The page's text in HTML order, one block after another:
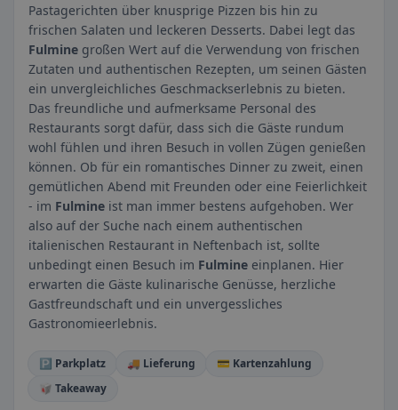
Pastagerichten über knusprige Pizzen bis hin zu
frischen Salaten und leckeren Desserts. Dabei legt das
Fulmine großen Wert auf die Verwendung von frischen
Zutaten und authentischen Rezepten, um seinen Gästen
ein unvergleichliches Geschmackserlebnis zu bieten.
Das freundliche und aufmerksame Personal des
Restaurants sorgt dafür, dass sich die Gäste rundum
wohl fühlen und ihren Besuch in vollen Zügen genießen
können. Ob für ein romantisches Dinner zu zweit, einen
gemütlichen Abend mit Freunden oder eine Feierlichkeit
- im Fulmine ist man immer bestens aufgehoben. Wer
also auf der Suche nach einem authentischen
italienischen Restaurant in Neftenbach ist, sollte
unbedingt einen Besuch im Fulmine einplanen. Hier
erwarten die Gäste kulinarische Genüsse, herzliche
Gastfreundschaft und ein unvergessliches
Gastronomieerlebnis.
🅿️ Parkplatz 🚚 Lieferung
💳 Kartenzahlung
🥡 Takeaway